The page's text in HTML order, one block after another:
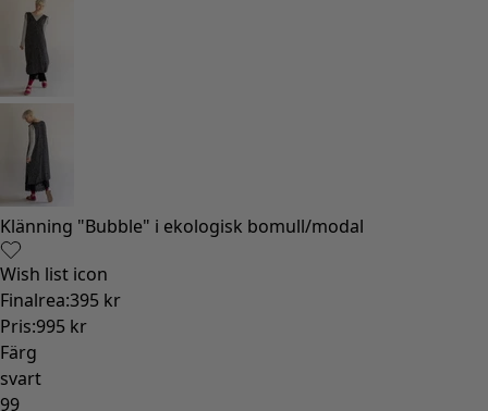
Lantlig inredning
Rolig inredning
Färgglad inredning
Blommig inredning
Natur
Bohemisk inredning
Skandinavisk inredning
Mysig inredning